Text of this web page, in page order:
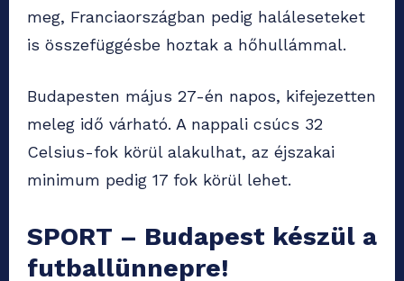
meg, Franciaországban pedig haláleseteket
is összefüggésbe hoztak a hőhullámmal.
Budapesten május 27-én napos, kifejezetten
meleg idő várható. A nappali csúcs 32
Celsius-fok körül alakulhat, az éjszakai
minimum pedig 17 fok körül lehet.
SPORT – Budapest készül a
futballünnepre!